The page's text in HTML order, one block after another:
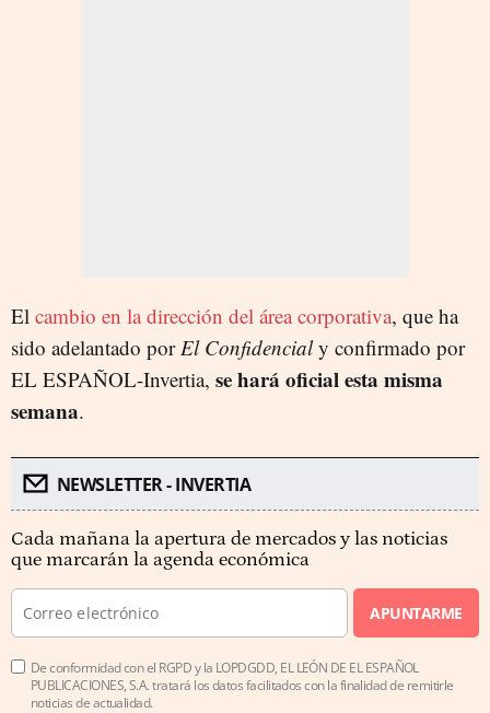
El cambio en la dirección del área corporativa, que ha
sido adelantado por El Confidencialy confirmado por
EL ESPAÑOL-Invertia, se hará oficial esta misma
semana.
NEWSLETTER - INVERTIA
Cada mañana la apertura de mercados y las noticias
que marcarán la agenda económica
APUNTARME
De conformidad con el RGPD y la LOPDGDD, EL LEÓN DE EL ESPAÑOL
PUBLICACIONES, S.A. tratará los datos facilitados con la finalidad de remitirle
noticias de actualidad.